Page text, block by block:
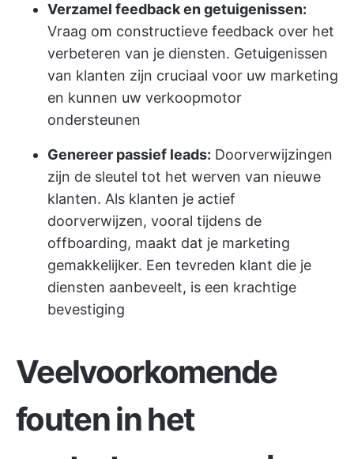
Verzamel feedback en getuigenissen:
Vraag om constructieve feedback over het
verbeteren van je diensten. Getuigenissen
van klanten zijn cruciaal voor uw marketing
en kunnen uw verkoopmotor
ondersteunen
Genereer passief leads: Doorverwijzingen
zijn de sleutel tot het werven van nieuwe
klanten. Als klanten je actief
doorverwijzen, vooral tijdens de
offboarding, maakt dat je marketing
gemakkelijker. Een tevreden klant die je
diensten aanbeveelt, is een krachtige
bevestiging
Veelvoorkomende
fouten in het